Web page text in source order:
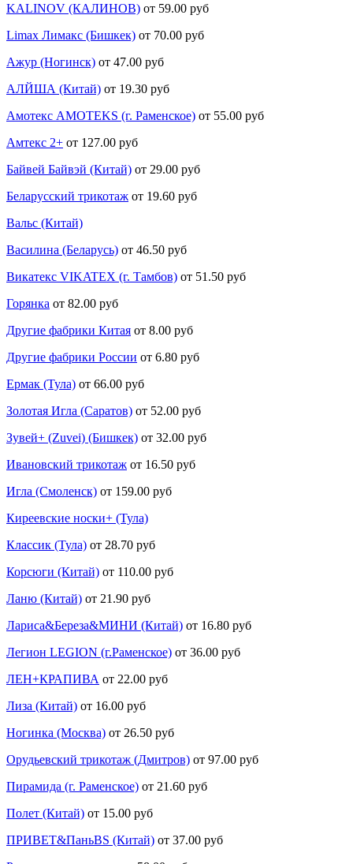
KALINOV (КАЛИНОВ) от 59.00 руб
Limax Лимакс (Бишкек) от 70.00 руб
Ажур (Ногинск) от 47.00 руб
АЛЙША (Китай) от 19.30 руб
Амотекс AMOTEKS (г. Раменское) от 55.00 руб
Амтекс 2+ от 127.00 руб
Байвей Байвэй (Китай) от 29.00 руб
Беларусский трикотаж от 19.60 руб
Вальс (Китай)
Василина (Беларусь) от 46.50 руб
Викатекс VIKATEX (г. Тамбов) от 51.50 руб
Горянка от 82.00 руб
Другие фабрики Китая от 8.00 руб
Другие фабрики России от 6.80 руб
Ермак (Тула) от 66.00 руб
Золотая Игла (Саратов) от 52.00 руб
Зувей+ (Zuvei) (Бишкек) от 32.00 руб
Ивановский трикотаж от 16.50 руб
Игла (Смоленск) от 159.00 руб
Киреевские носки+ (Тула)
Классик (Тула) от 28.70 руб
Корсюги (Китай) от 110.00 руб
Ланю (Китай) от 21.90 руб
Лариса&Береза&МИНИ (Китай) от 16.80 руб
Легион LEGION (г.Раменское) от 36.00 руб
ЛЕН+КРАПИВА от 22.00 руб
Лиза (Китай) от 16.00 руб
Ногинка (Москва) от 26.50 руб
Орудьевский трикотаж (Дмитров) от 97.00 руб
Пирамида (г. Раменское) от 21.60 руб
Полет (Китай) от 15.00 руб
ПРИВЕТ&ПаньBS (Китай) от 37.00 руб